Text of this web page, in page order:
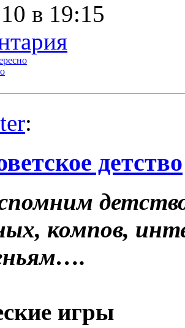
в 19:15
:
детство
компов,
игры